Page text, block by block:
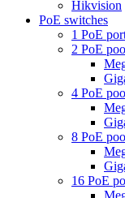
Hikvision
PoE switches
1 PoE
2 PoE
4 PoE
8 PoE
16 PoE